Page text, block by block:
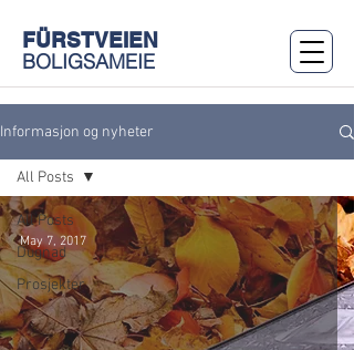
FÜRSTVEIEN
BOLIGSAMEIE
Informasjon og nyheter
All Posts
Dugnad
Prosjekter
All Posts
May 7, 2017